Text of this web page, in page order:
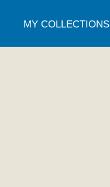
MY COLLECTIONS